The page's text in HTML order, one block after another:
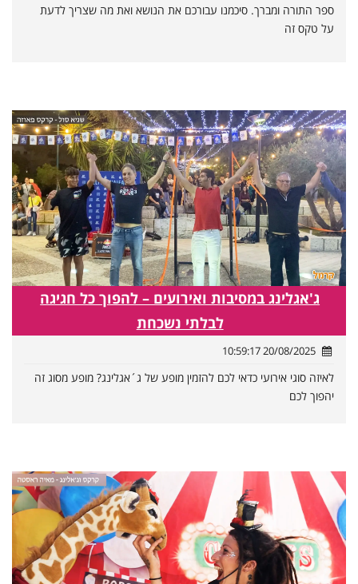
ספר התורה ומברך. סיכמנו עבורכם את הנושא ואת מה שצריך לדעת
על טקס זה
ג'אגלינג במסיבות ואירועים – להפוך כל חגיגה
לבלתי נשכחת
20/08/2025 10:59:17
לאיזה סוגי אירועי כדאי לכם להזמין מופע של ג´אגלינג? מופע מסוג זה
יהפוך לכם